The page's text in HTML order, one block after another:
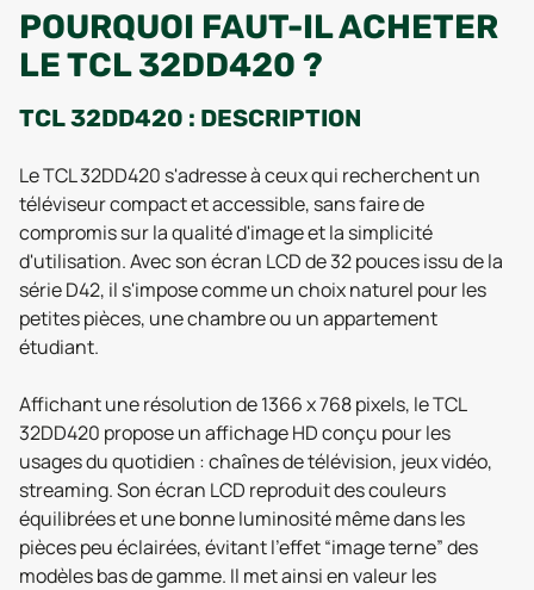
POURQUOI FAUT-IL ACHETER
LE TCL 32DD420 ?
TCL 32DD420 : DESCRIPTION
Le TCL 32DD420 s'adresse à ceux qui recherchent un
téléviseur compact et accessible, sans faire de
compromis sur la qualité d'image et la simplicité
d'utilisation. Avec son écran LCD de 32 pouces issu de la
série D42, il s'impose comme un choix naturel pour les
petites pièces, une chambre ou un appartement
étudiant.
Affichant une résolution de 1366 x 768 pixels, le TCL
32DD420 propose un affichage HD conçu pour les
usages du quotidien : chaînes de télévision, jeux vidéo,
streaming. Son écran LCD reproduit des couleurs
équilibrées et une bonne luminosité même dans les
pièces peu éclairées, évitant l’effet “image terne” des
modèles bas de gamme. Il met ainsi en valeur les